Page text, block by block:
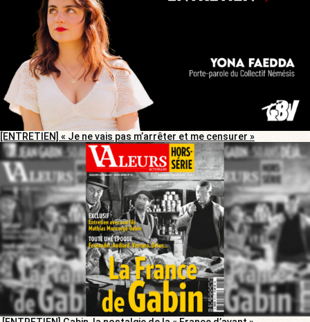
[ENTRETIEN] « Je ne vais pas m’arrêter et me censurer »